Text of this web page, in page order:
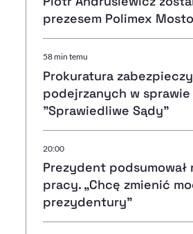
prezesem Polimex
58 min temu
Prokuratura
podejrzanych w sprawie
"Sprawiedliwe Sądy"
20:00
Prezydent podsumował
pracy. „Chcę zmienić
prezydentury"